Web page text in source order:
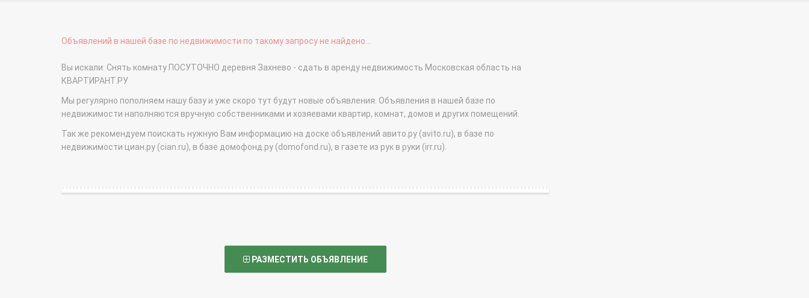
Объявлений в нашей базе по недвижимости по такому запросу не найдено...
Вы искали: Снять комнату ПОСУТОЧНО деревня Захнево - сдать в аренду недвижимость Московская область на
КВАРТИРАНТ.РУ
Мы регулярно пополняем нашу базу и уже скоро тут будут новые объявления. Объявления в нашей базе по
недвижимости наполняются вручную собственниками и хозяевами квартир, комнат, домов и других помещений.
Так же рекомендуем поискать нужную Вам информацию на доске объявлений авито.ру (avito.ru), в базе по
недвижимости циан.ру (cian.ru), в базе домофонд.ру (domofond.ru), в газете из рук в руки (irr.ru).
РАЗМЕСТИТЬ ОБЪЯВЛЕНИЕ